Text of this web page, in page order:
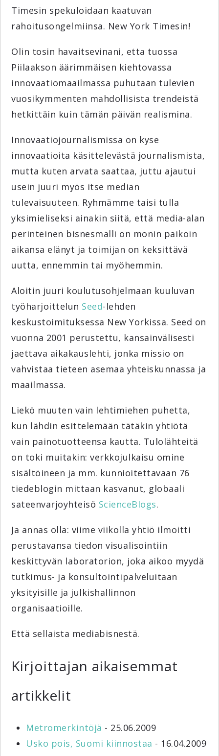
Timesin spekuloidaan kaatuvan
rahoitusongelmiinsa. New York Timesin!
Olin tosin havaitsevinani, etta tuossa
Piilaakson äärimmäisen kiehtovassa
innovaatiomaailmassa puhutaan tulevien
vuosikymmenten mahdollisista trendeistä
hetkittäin kuin tämän päivän realismina.
Innovaatiojournalismissa on kyse
innovaatioita käsittelevästä journalismista,
mutta kuten arvata saattaa, juttu ajautui
usein juuri myös itse median
tulevaisuuteen. Ryhmämme taisi tulla
yksimieliseksi ainakin siitä, että media-alan
perinteinen bisnesmalli on monin paikoin
aikansa elänyt ja toimijan on keksittävä
uutta, ennemmin tai myöhemmin.
Aloitin juuri koulutusohjelmaan kuuluvan
työharjoittelun Seed-lehden
keskustoimituksessa New Yorkissa. Seed on
vuonna 2001 perustettu, kansainvälisesti
jaettava aikakauslehti, jonka missio on
vahvistaa tieteen asemaa yhteiskunnassa ja
maailmassa.
Liekö muuten vain lehtimiehen puhetta,
kun lähdin esittelemään tätäkin yhtiötä
vain painotuotteensa kautta. Tulolähteitä
on toki muitakin: verkkojulkaisu omine
sisältöineen ja mm. kunnioitettavaan 76
tiedeblogin mittaan kasvanut, globaali
sateenvarjoyhteisö ScienceBlogs.
Ja annas olla: viime viikolla yhtiö ilmoitti
perustavansa tiedon visualisointiin
keskittyvän laboratorion, joka aikoo myydä
tutkimus- ja konsultointipalveluitaan
yksityisille ja julkishallinnon
organisaatioille.
Että sellaista mediabisnestä.
Kirjoittajan aikaisemmat
artikkelit
Metromerkintöjä - 25.06.2009
Usko pois, Suomi kiinnostaa - 16.04.2009